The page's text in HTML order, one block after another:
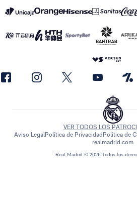
Real Madrid © 2026 Todos los
VER TODOS LOS
Aviso LegalPolítica de Privacidad Política de
realmadrid.com